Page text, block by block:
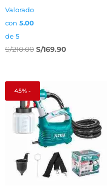
Valorado
con 5.00
de 5
S/210.00 El
era:
S/210.00.
S/169.90
45% -